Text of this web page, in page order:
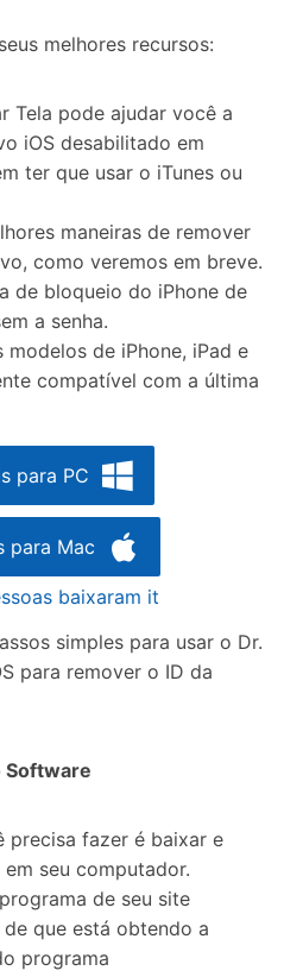
melhores recursos:
Tela pode ajudar você a
iOS desabilitado em
ter que usar o iTunes ou
maneiras de remover
como veremos em breve.
de bloqueio do iPhone de
a senha.
de iPhone, iPad e
compatível com a última
para PC
para Mac
baixaram it
simples para usar o Dr.
para remover o ID da
Software
precisa fazer é baixar e
seu computador.
de seu site
que está obtendo a
programa